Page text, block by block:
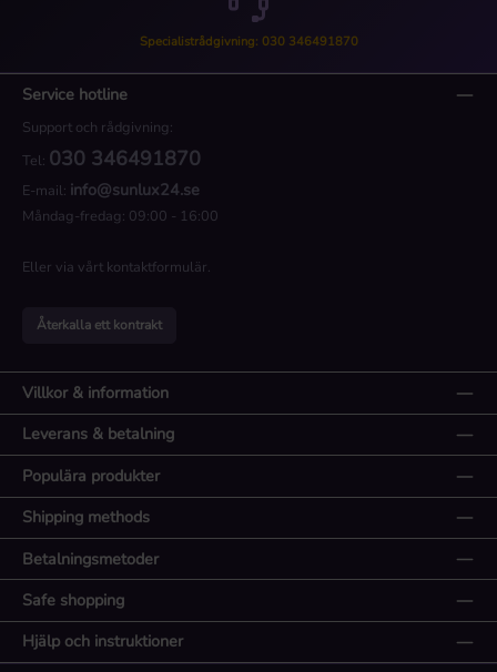
Specialistrådgivning: 030 346491870
Service hotline
Support och rådgivning:
Tel: 030 346491870
E-mail: info@sunlux24.se
Måndag-fredag: 09:00 - 16:00
Eller via vårt kontaktformulär.
Återkalla ett kontrakt
Villkor & information
Leverans & betalning
Populära produkter
Betalningsmetoder
Shipping methods
Safe shopping
Hjälp och instruktioner